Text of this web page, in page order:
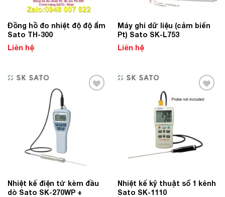
Đồng hồ đo nhiệt độ độ ẩm
Sato TH-300
Liên hệ
Máy ghi dữ liệu (cảm biến
Pt) Sato SK-L753
Liên hệ
Nhiệt kế điện tử kèm đầu
dò Sato SK-270WP +
Add to
Nhiệt kế kỹ thuật số 1 kênh
Sato SK-1110